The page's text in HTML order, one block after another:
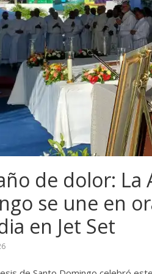
de dolor: La
se une en
en Jet Set